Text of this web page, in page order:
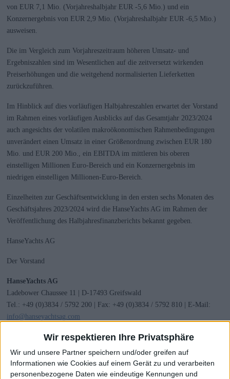
Wir respektieren Ihre Privatsphäre
Wir und unsere Partner speichern und/oder greifen auf
Informationen wie Cookies auf einem Gerät zu und verarbeiten
personenbezogene Daten wie eindeutige Kennungen und
von EUR 7,1 Mio. (Vorjahreshalbjahr EUR -5,6 Mio.) und ein
Konzernergebnis von EUR 2,9 Mio. (Vorjahreshalbjahr EUR -6,5 Mio.)
ausweisen.
Die im Vergleich zum Vorjahreszeitraum höheren Umsatz- und
Ergebniszahlen sind im Wesentlichen auf die zeitversetzt wirkenden
Preiserhöhungen und die weitgehend normalisierten Lieferketten
zurückzuführen.
Im Hinblick auf dies vorläufigen Halbjahreszahlen erwartet der Vorstand
im Rahmen eines vorläufigen Ausblicks auf das Gesamtjahr 2023/2024
auch angesichts der volatilen makroökonomischen Rahmenbedingungen
unverändert einen Umsatz in einer Größenordnung zwischen EUR 180
Mio. und EUR 200 Mio., ein EBITDA im mittleren bis oberen
einstelligen Millionen Euro-Bereich und ein Konzernergebnis im
niedrigen einstelligen Millionen-Euro-Bereich.
Einzelheiten zur Geschäftsentwicklung in den ersten sechs Monaten des
Geschäftsjahres 2023/2024 wird die HanseYachts AG im Rahmen der
Veröffentlichung des Halbjahresfinanzberichts bekannt gegeben.
HanseYachts AG
Der Vorstand
HanseYachts AG
Ladebower Chaussee 11 | D-17493 Greifswald
Tel.: +49 (0)3834 / 5792 200 | Fax: +49 (0)3834 / 5792 810 | E-Mail:
info@hanseyachtsag.com
Ust. IdNr: DE 249 006 710